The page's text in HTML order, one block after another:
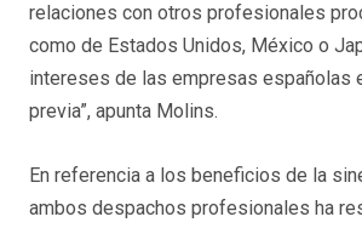
relaciones con otros profesionales
como de Estados Unidos, México o
intereses de las empresas españolas
previa”, apunta Molins.
En referencia a los beneficios de la
ambos despachos profesionales ha